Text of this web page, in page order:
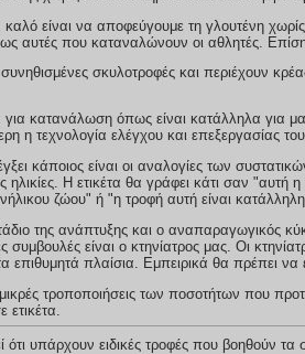
είναι να αποφεύγουμε τη γλουτένη χωρίς
αυτές που καταναλώνουν οι αθλητές.
συνηθισμένες σκυλοτροφές και περιέχουν
κατανάλωση όπως είναι κατάλληλα για
η τεχνολογία ελέγχου και επεξεργασίας
κάποιος είναι οι αναλογίες των
Η ετικέτα θα γράφει κάτι σαν "αυτή η τροφή είναι
ζώου" ή "η τροφή αυτή είναι
της ανάπτυξης και ο αναπαραγωγικός
επιθυμητά πλαίσια. Εμπειρικά θα πρέπει
ώστε να πετύχουμε τις ιδανικές ποσότητες που
ετικέτα.
ότι υπάρχουν ειδικές τροφές που